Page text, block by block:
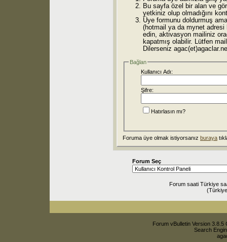
Bu sayfa özel bir alan ve
yetkiniz olup olmadığını
Üye formunu doldurmuş
(hotmail ya da mynet adresi
edin, aktivasyon mailiniz
kapatmış olabilir. Lütfen
Dilerseniz
Bağlan
Kullanıcı Adı:
Şifre:
Hatırlasın mı?
Foruma üye olmak istiyorsanız buraya
Forum Seç
Forum saati Türkiye
Forum vBulletin Version
Search